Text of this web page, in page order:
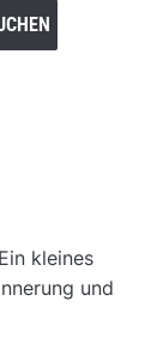
kleines
und